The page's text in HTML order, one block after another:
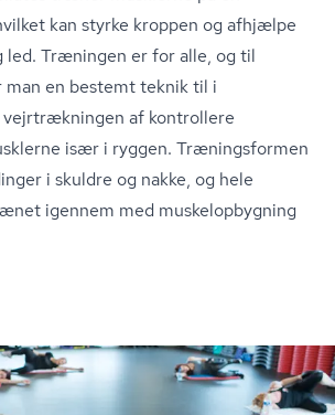
kan styrke kroppen og afhjælpe
led. Træningen er for alle, og til
man en bestemt teknik til i
vejrtrækningen af kontrollere
især i ryggen. Træningsformen
i skuldre og nakke, og hele
igennem med mu­ske­l­op­byg­ning